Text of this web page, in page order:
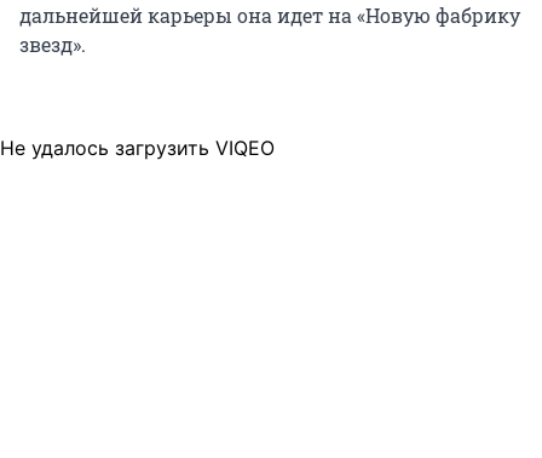
дальнейшей карьеры она идет на «Новую фабрику
звезд».
Не удалось загрузить VIQEO